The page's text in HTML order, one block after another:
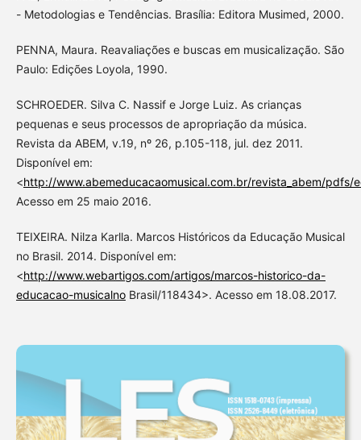
- Metodologias e Tendências. Brasília: Editora Musimed, 2000.
PENNA, Maura. Reavaliações e buscas em musicalização. São
Paulo: Edições Loyola, 1990.
SCHROEDER. Silva C. Nassif e Jorge Luiz. As crianças
pequenas e seus processos de apropriação da música.
Revista da ABEM, v.19, nº 26, p.105-118, jul. dez 2011.
Disponível em:
<http://www.abemeducacaomusical.com.br/revista_abem/pdfs/
Acesso em 25 maio 2016.
TEIXEIRA. Nilza Karlla. Marcos Históricos da Educação Musical
no Brasil. 2014. Disponível em:
<http://www.webartigos.com/artigos/marcos-historico-da-
educacao-musicalnoBrasil/118434>. Acesso em 18.08.2017.